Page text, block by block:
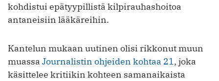
kohdistui epätyypillistä kilpirauhashoitoa
antaneisiin lääkäreihin.
Kantelun mukaan uutinen olisi rikkonut muun
muassa Journalistin ohjeiden kohtaa 21, joka
käsittelee kritiikin kohteen samanaikaista